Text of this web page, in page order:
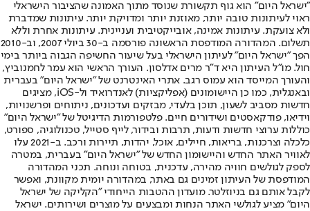
"ישראל היום" הוא גוף תקשורת שנוסד מתוך האמונה שהציבור הישראלי
ראוי לעיתונות טובה יותר, מאוזנת יותר ומדויקת יותר. עיתונות שמדברת
ולא צועקת. עיתונות אמינה, אובייקטיבית ועניינית. עיתונות אחרת וללא
תשלום. המהדורה המודפסת הראשונה פורסמה ב-30 ביולי 2007, וב-2010
הפך "ישראל היום" לעיתון הישראלי בעל שיעור החשיפה הגבוה ביותר בימי
חול. מו"ל העיתון היא ד"ר מרים אדלסון. העורך הראשי הוא עמר לחמנוביץ,
והעורך המייסד הוא עמוס רגב. אתרי האינטרנט של "ישראל היום" בעברית
ובאנגלית, כמו כן היישומונים (אפליקציות) לאנדרואיד ול-iOS, מציגים
חדשות מסביב לשעון, תוכן בלעדי, מבזקים ועדכונים, ניתוחים ופרשנויות,
וידיאו, פודקאסטים ושידורים חיים. פלטפורמות הדיגיטל של "ישראל היום"
כוללות ערוצי חדשות ודעות, תרבות ובידור, לייף סטייל, טכנולוגיה, ספורט,
כלכלה וצרכנות, בריאות, חיילים, אוכל, יהדות, תיירות ורכב. ב-2021 עלו
לאוויר האתר החדש והיישומון החדש של "ישראל היום" בעברית, במטרה
לספק לגולשים חוויה מהירה, עדכנית, בטוחה ונוחה. תכני המהדורה
המודפסת של העיתון זמינים גם באתר, במהדורה יומית מקוונת, ואפשר
לקבל אותם גם בניוזלטר. מועדון ההטבות הייחודי "הקליקה של ישראל
היום" מציע לגולשי האתר הנחות ומבצעים על מוצרים ושירותים. ישראל